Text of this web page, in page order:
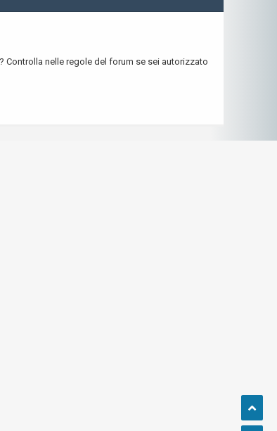
Controlla nelle regole del forum se sei autorizzato